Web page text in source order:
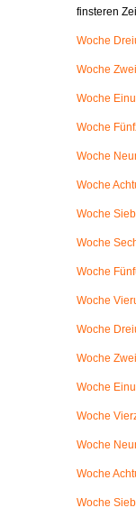
finsteren
Woche
Woche
Woche
Woche
Woche
Woche
Woche
Woche
Woche
Woche
Woche
Woche
Woche
Woche
Woche
Woche
Woche